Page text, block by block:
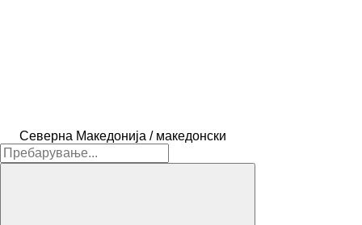
Северна Македонија / македонски